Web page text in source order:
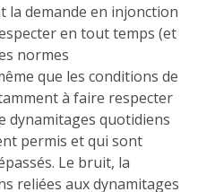
la demande en injonction
en tout temps (et
normes
que les conditions de
à faire respecter
dynamitages quotidiens
permis et qui sont
Le bruit, la
reliées aux dynamitages